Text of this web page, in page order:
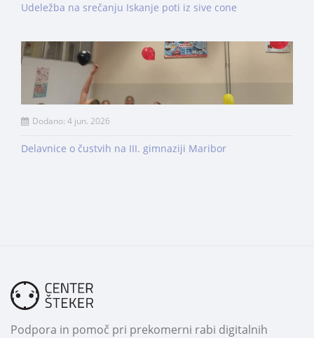
Udeležba na srečanju Iskanje poti iz sive cone
Dodano: 4 jun. 2026
Delavnice o čustvih na III. gimnaziji Maribor
Podpora in pomoč pri prekomerni rabi digitalnih